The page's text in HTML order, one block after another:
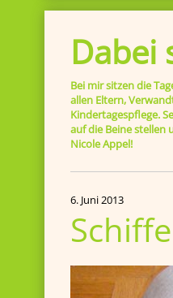
Dabei
Bei mir sitzen die
allen Eltern,
Kindertagespflege.
auf die Beine stellen
Nicole Appel!
6. Juni 2013